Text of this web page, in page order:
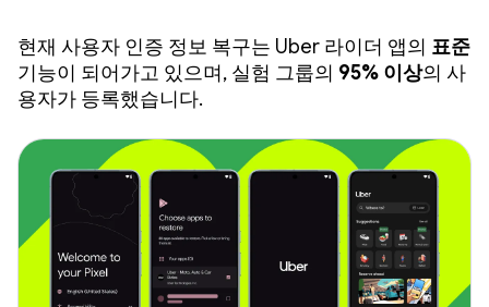
현재 사용자 인증 정보 복구는 Uber 라이더 앱의 표준
기능이 되어가고 있으며, 실험 그룹의 95% 이상의 사
용자가 등록했습니다.